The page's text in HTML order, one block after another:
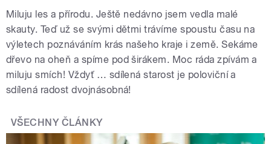
Miluju les a přírodu. Ještě nedávno jsem vedla malé
skauty. Teď už se svými dětmi trávíme spoustu času na
výletech poznáváním krás našeho kraje i země. Sekáme
dřevo na oheň a spíme pod širákem. Moc ráda zpívám a
miluju smích! Vždyť … sdílená starost je poloviční a
sdílená radost dvojnásobná!
VŠECHNY ČLÁNKY